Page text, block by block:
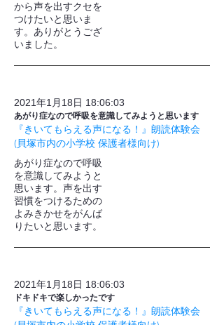
から声を出すクセを
つけたいと思いま
す。ありがとうござ
いました。
2021年1月18日 18:06:03
あがり症なので呼吸を意識してみようと思います
『きいてもらえる声になる！』朗読体験会
(貝塚市内の小学校 保護者様向け)
あがり症なので呼吸
を意識してみようと
思います。声を出す
習慣をつけるための
よみきかせをがんば
りたいと思います。
2021年1月18日 18:06:03
ドキドキで楽しかったです
『きいてもらえる声になる！』朗読体験会